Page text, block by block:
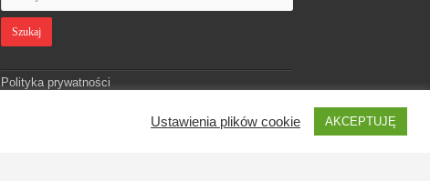
Polityka prywatności
Ustawienia plików cookie AKCEPTUJĘ